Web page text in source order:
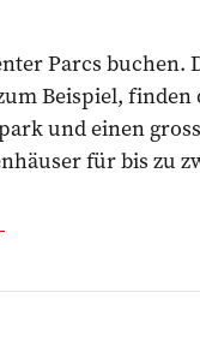
Parcs buchen.
Beispiel, finden
und einen
für bis zu